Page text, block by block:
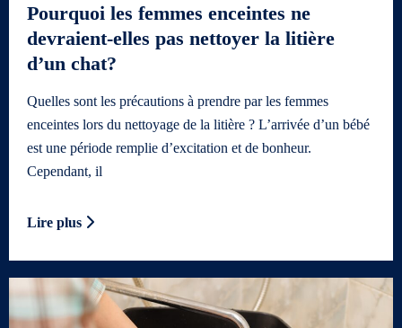
Pourquoi les femmes enceintes ne
devraient-elles pas nettoyer la litière
d’un chat?
Quelles sont les précautions à prendre par les femmes
enceintes lors du nettoyage de la litière ? L’arrivée d’un bébé
est une période remplie d’excitation et de bonheur.
Cependant, il
Lire plus